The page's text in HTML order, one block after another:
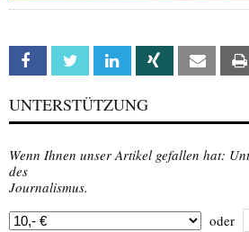
Facebook Twitter Linkedin Xing Email
UNTERSTÜTZUNG
Wenn Ihnen unser Artikel gefallen hat:
des
Journalismus.
oder